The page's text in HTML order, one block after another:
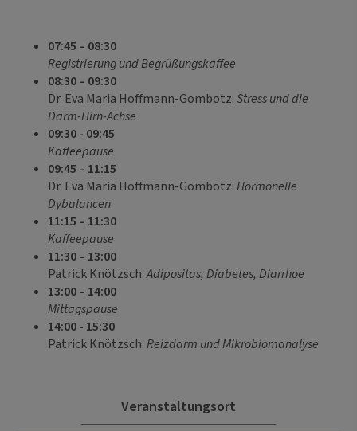
07:45 – 08:30
Registrierung und Begrüßungskaffee
08:30 – 09:30
Dr. Eva Maria Hoffmann-Gombotz:Stress und die
Darm-Hirn-Achse
09:30 - 09:45
Kaffeepause
09:45 – 11:15
Dr. Eva Maria Hoffmann-Gombotz:Hormonelle
Dybalancen
11:15 – 11:30
Kaffeepause
11:30 – 13:00
Patrick Knötzsch:Adipositas, Diabetes, Diarrhoe
13:00 – 14:00
Mittagspause
14:00 - 15:30
Patrick Knötzsch:Reizdarm und Mikrobiomanalyse
Veranstaltungsort